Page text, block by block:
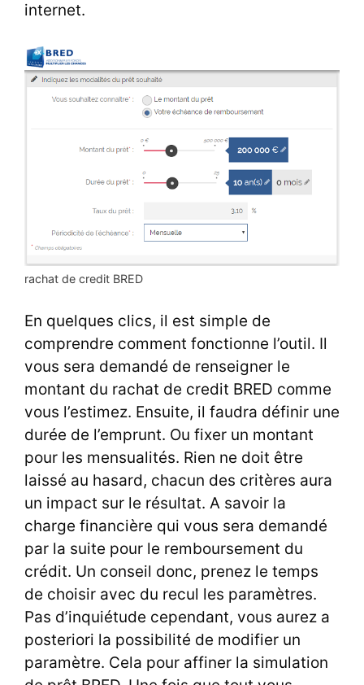
internet.
rachat de credit BRED
En quelques clics, il est simple de
comprendre comment fonctionne l’outil. Il
vous sera demandé de renseigner le
montant du rachat de credit BRED comme
vous l’estimez. Ensuite, il faudra définir une
durée de l’emprunt. Ou fixer un montant
pour les mensualités. Rien ne doit être
laissé au hasard, chacun des critères aura
un impact sur le résultat. A savoir la
charge financière qui vous sera demandé
par la suite pour le remboursement du
crédit. Un conseil donc, prenez le temps
de choisir avec du recul les paramètres.
Pas d’inquiétude cependant, vous aurez a
posteriori la possibilité de modifier un
paramètre. Cela pour affiner la simulation